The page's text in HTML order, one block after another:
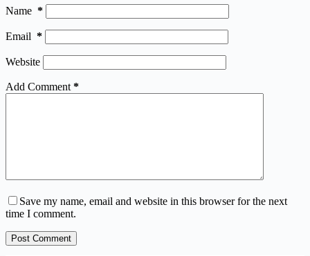
Name *
Email *
Website
Add Comment *
Save my name, email and website in this browser for the next
time I comment.
Post Comment